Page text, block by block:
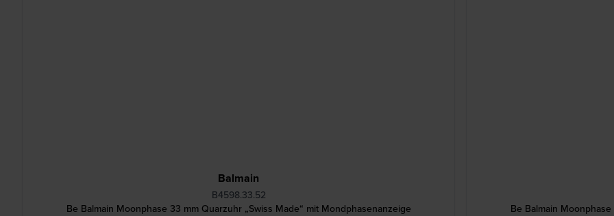
Balmain
B4598.33.52
Be Balmain Moonphase 33 mm Quarzuhr „Swiss Made“ mit Mondphasenanzeige
Be Balmain